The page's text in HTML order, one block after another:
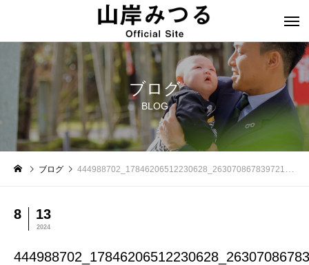
ブログ
BLOG
ブログ 444988702_17846206512230628_2630708678397212377_n
8 13
2024